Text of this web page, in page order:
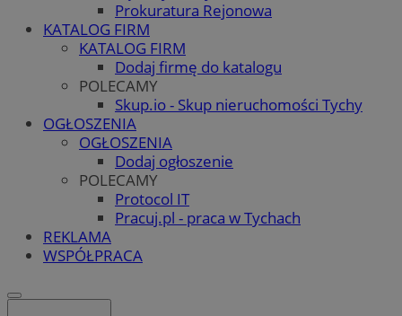
Prokuratura Rejonowa
KATALOG FIRM
KATALOG FIRM
Dodaj firmę do katalogu
POLECAMY
Skup.io - Skup nieruchomości Tychy
OGŁOSZENIA
OGŁOSZENIA
Dodaj ogłoszenie
POLECAMY
Protocol IT
Pracuj.pl - praca w Tychach
REKLAMA
WSPÓŁPRACA